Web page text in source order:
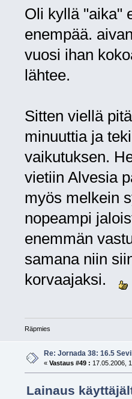
Oli kyllä "aika"
enempää.
vuosi ihan
lähtee.
Sitten viellä
minuuttia ja
vaikutuksen.
vietiin Alvesia
myös melkein
nopeampi
enemmän
samana niin
korvaajaksi.
Räpmies
Re: Jornada 38: 16.5
« Vastaus #49 : 17.05.2006,
Lainaus